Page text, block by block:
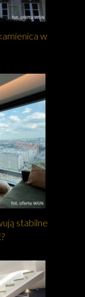
w
stabilne